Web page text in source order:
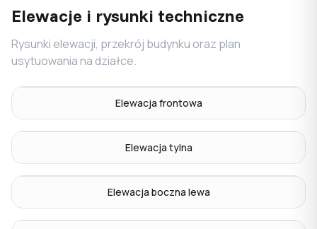
Elewacje i rysunki techniczne
Rysunki elewacji, przekrój budynku oraz plan
usytuowania na działce.
Elewacja frontowa
Elewacja tylna
Elewacja boczna lewa